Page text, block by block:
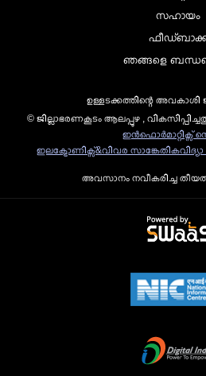
സഹായം
ഞങ്ങളെ
ഉള്ളടക്കത്തിന്റെ അവകാശി
© ജില്ലാഭരണകൂടം ആലപ്പുഴ ,
ഇന്‍ഫൊര്‍മാറ്റിക്സ്
ഇലക്ട്രോണിക്സ്&വിവര സാങ്കേതികവിദ്യാ
അവസാനം നവീകരിച്ച